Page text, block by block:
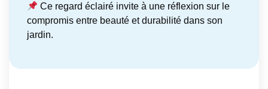
Ce regard éclairé invite à une réflexion sur le
compromis entre beauté et durabilité dans son
jardin.